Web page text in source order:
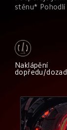
stěnu* Pohodlí
Naklápění
dopředu/